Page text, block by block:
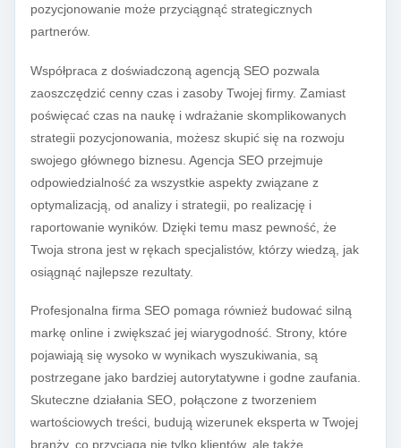
pozycjonowanie może przyciągnąć strategicznych
partnerów.
Współpraca z doświadczoną agencją SEO pozwala
zaoszczędzić cenny czas i zasoby Twojej firmy. Zamiast
poświęcać czas na naukę i wdrażanie skomplikowanych
strategii pozycjonowania, możesz skupić się na rozwoju
swojego głównego biznesu. Agencja SEO przejmuje
odpowiedzialność za wszystkie aspekty związane z
optymalizacją, od analizy i strategii, po realizację i
raportowanie wyników. Dzięki temu masz pewność, że
Twoja strona jest w rękach specjalistów, którzy wiedzą, jak
osiągnąć najlepsze rezultaty.
Profesjonalna firma SEO pomaga również budować silną
markę online i zwiększać jej wiarygodność. Strony, które
pojawiają się wysoko w wynikach wyszukiwania, są
postrzegane jako bardziej autorytatywne i godne zaufania.
Skuteczne działania SEO, połączone z tworzeniem
wartościowych treści, budują wizerunek eksperta w Twojej
branży, co przyciąga nie tylko klientów, ale także